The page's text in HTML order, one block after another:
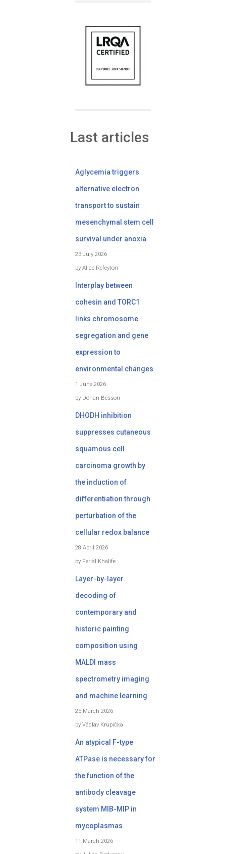
Last articles
Aglycemia triggers
alternative electron
transport to sustain
mesenchymal stem cell
survival under anoxia
23 July 2026
by Alice Refeyton
Interplay between
cohesin and TORC1
links chromosome
segregation and gene
expression to
environmental changes
1 June 2026
by Dorian Besson
DHODH inhibition
suppresses cutaneous
squamous cell
carcinoma growth by
the induction of
differentiation through
perturbation of the
cellular redox balance
28 April 2026
by Ferial Khalife
Layer-by-layer
decoding of
contemporary and
historic painting
composition using
MALDI mass
spectrometry imaging
and machine learning
25 March 2026
by Václav Krupička
An atypical F-type
ATPase is necessary for
the function of the
antibody cleavage
system MIB-MIP in
mycoplasmas
11 March 2026